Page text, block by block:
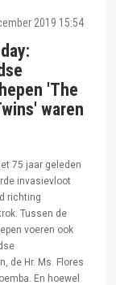
2019 15:54
'The
waren
75 jaar geleden
invasievloot
richting
Tussen de
voeren ook
de Hr. Ms. Flores
En hoewel